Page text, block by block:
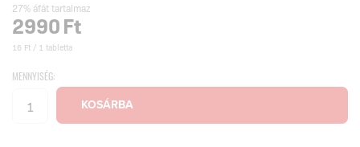
27% áfát tartalmaz
2990Ft
16 Ft / 1 tabletta
MENNYISÉG: